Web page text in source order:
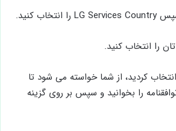
کردید، از شما خواسته می شود تا
را بخوانید و سپس بر روی گزینه